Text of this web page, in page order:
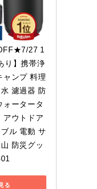
27 1
り】携帯浄
ャンプ 料理
濾過器 防
ォータータ
アウトドア
ル 電動 サ
防災グッ
る